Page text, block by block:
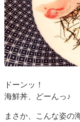
ドーンッ！
海鮮丼、どーんっ♪
まさか、こんな姿の